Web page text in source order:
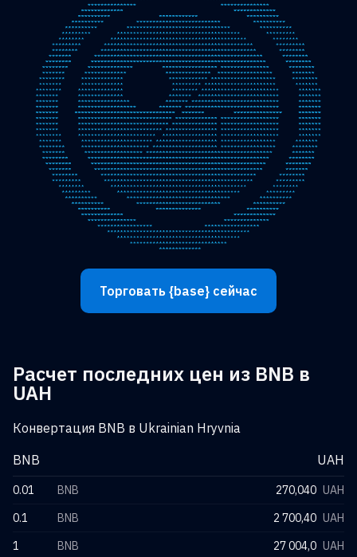
Торговать {base} сейчас
Расчет последних цен из BNB в
UAH
Конвертация BNB в Ukrainian Hryvnia
BNB
UAH
0.01 BNB 270,040 UAH
0.1
BNB 2 700,40 UAH
1
BNB 27 004,0 UAH